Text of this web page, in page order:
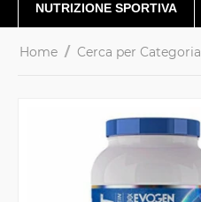
NUTRIZIONE SPORTIVA
Home / Cerca per Categoria